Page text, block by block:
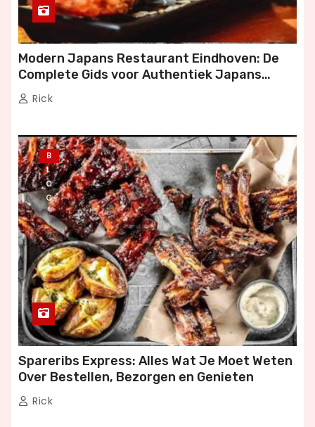
Modern Japans Restaurant Eindhoven: De
Complete Gids voor Authentiek Japans
Dineren
Rick
B
L
O
G
Spareribs Express: Alles Wat Je Moet Weten
Over Bestellen, Bezorgen en Genieten
Rick